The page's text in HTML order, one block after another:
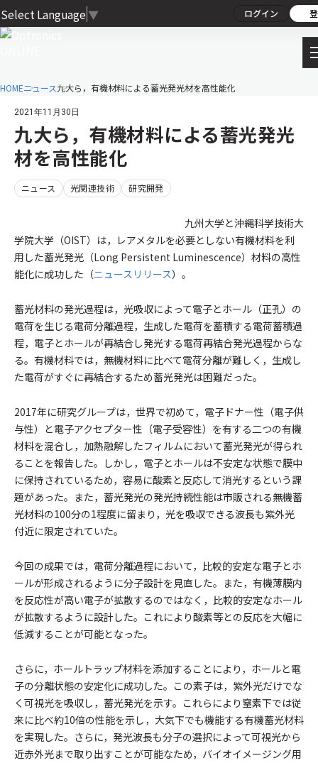
Select Language ▼ ログイン
HOMEニュース九大ら，有機材料による蓄光発光材を高性能化
2021年11月30日
九大ら，有機材料による蓄光発光
材を高性能化
ニュース 光関連技術 研究開発
九州大学と沖縄科学技術大
学院大学（OIST）は，レアメタルを必要としない有機材料を利
用した蓄光発光（Long Persistent Luminescence）材料の高性
能化に成功した（ニュースリリース）。
蓄光材料の発光過程は，光吸収によって電子とホール（正孔）の
電荷を生じる電荷分離過程，生成した電荷を蓄積する電荷蓄積過
程，電子とホールが再結合し発光する電荷再結合発光過程からな
る。有機材料では，無機材料に比べて電荷分離が難しく，生成し
た電荷がすぐに再結合するため蓄光発光は困難だった。
2017年に研究グループは，世界で初めて，電子ドナー性（電子供
与性）と電子アクセプター性（電子受容性）を有する二つの有機
材料を混合し，加熱融解したフィルムにおいて蓄光発光が得られ
ることを報告した。しかし，電子とホールは不安定な状態で膜中
に保持されているため，容易に酸素と反応して消光するという課
題があった。また，蓄光発光の発光持続性能は市販される無機蓄
光材料の100分の1程度に留まり，光を吸収できる波長も紫外光
付近に限定されていた。
今回の成果では，電荷分離過程において，比較的安定な電子とホ
ールが形成されるように分子設計を見直した。また，有機薄膜内
を反応性が高い電子が拡散するのではなく，比較的安定なホール
が拡散するように設計した。これにより酸素等との反応を大幅に
低減することが可能となった。
さらに，ホールトラップ材料を添加することにより，ホールと電
子の分離状態の安定化に成功した。この素子は，紫外光だけでな
く可視光を吸収し，蓄光発光を示す。これらにより窒素下では従
来に比べ約10倍の性能を示し，大気下でも機能する有機蓄光材料
を実現した。さらに，発光波長も分子の選択によって可視光から
近赤外光まで取り出すことが可能なため，バイオイメージング用